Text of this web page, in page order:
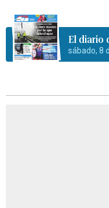
El diario
sábado, 8